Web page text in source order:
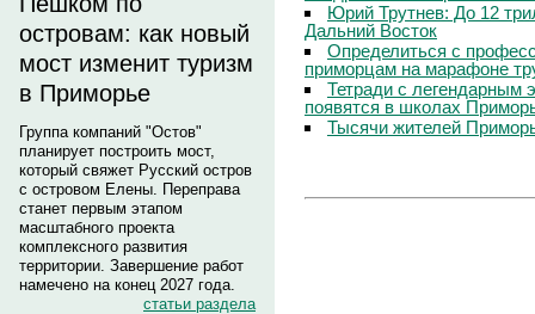
островам: как новый
мост изменит туризм
в Приморье
Группа компаний "Остов"
планирует построить мост,
который свяжет Русский остров
с островом Елены. Переправа
станет первым этапом
масштабного проекта
комплексного развития
территории. Завершение работ
намечено на конец 2027 года.
статьи раздела
Юрий Трутнев: До 12
Дальний Восток
Определиться с
приморцам на марафоне
Тетради с легендарным
появятся в школах
Тысячи жителей